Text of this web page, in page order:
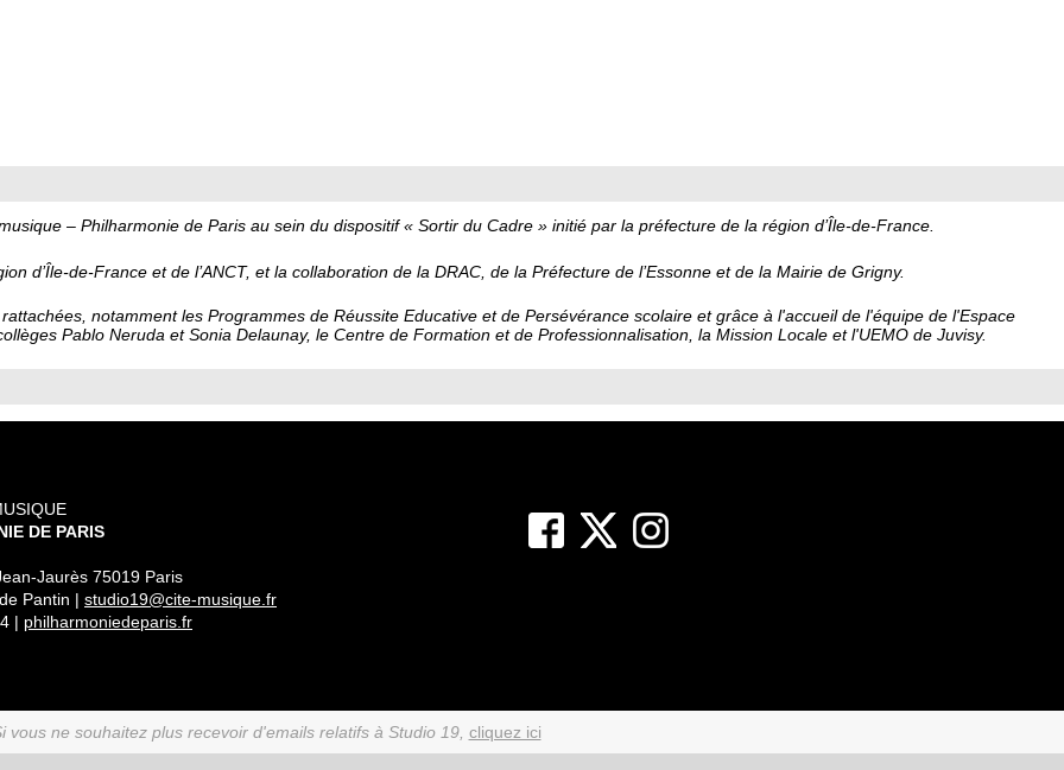
– Philharmonie de Paris au sein du dispositif « Sortir du Cadre » initié par la préfecture de la région d’Île-de-France.
d’Île-de-France et de l’ANCT, et la collaboration de la DRAC, de la Préfecture de l’Essonne et de la Mairie de Grigny.
notamment les Programmes de Réussite Educative et de Persévérance scolaire et grâce à l'accueil de l'équipe de l'Espace
Pablo Neruda et Sonia Delaunay, le Centre de Formation et de Professionnalisation, la Mission Locale et l'UEMO de Juvisy.
DE PARIS
Jaurès 75019 Paris
Pantin | studio19@cite-musique.fr
| philharmoniedeparis.fr
vous ne souhaitez plus recevoir d'emails relatifs à Studio 19, cliquez ici